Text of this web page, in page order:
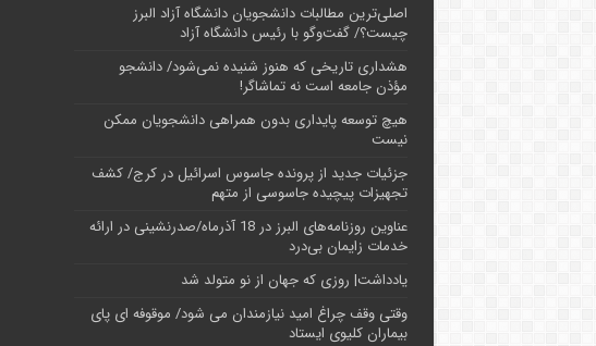
اصلی‌ترین مطالبات دانشجویان دانشگاه آزاد البرز
چیست؟/ گفت‌وگو با رئیس دانشگاه آز‌اد
هشداری تاریخی که هنوز شنیده نمی‌شود/ دانشجو
مؤذن جامعه است نه تماشاگر!
هیچ توسعه پایداری بدون همراهی دانشجویان ممکن
نیست
جزئیات جدید از پرونده جاسوس اسرائیل در کرج/‌ کشف
تجهیزات پیچیده جاسوسی از متهم
عناوین روزنامه‌های البرز در ‌18 آذرماه/صدرنشینی در ارائه
خدمات زایمان بی‌درد
یادداشت| روزی که جهان از نو متولد شد
وقتی وقف چراغ امید نیازمندان می شود/ موقوفه ای پای
بیماران کلیوی ایستاد